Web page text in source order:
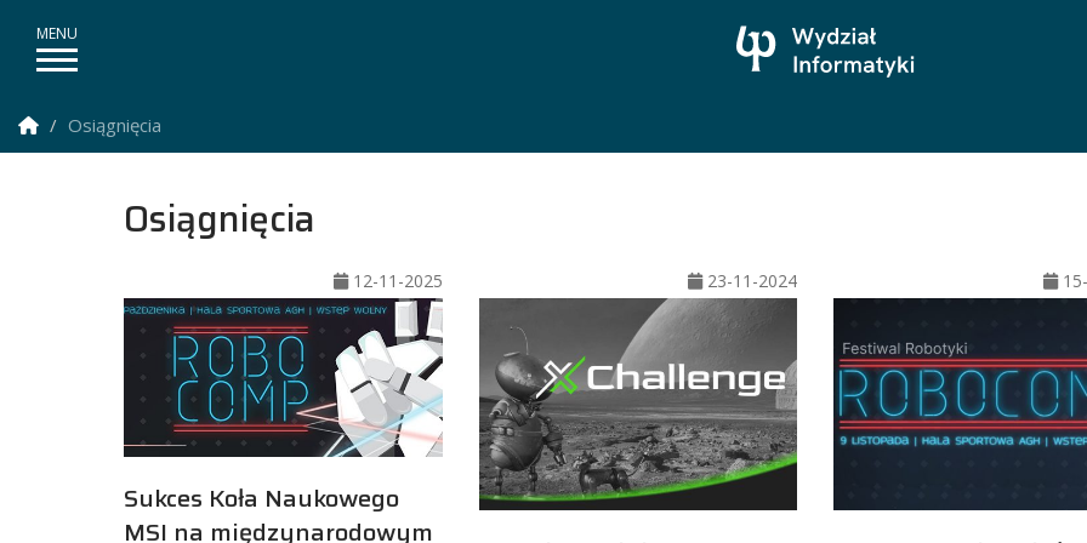
Strona Główna
Osiągnięcia
Osiągnięcia
12-11-2025
Sukces Koła Naukowego
MSI na międzynarodowym
23-11-2024